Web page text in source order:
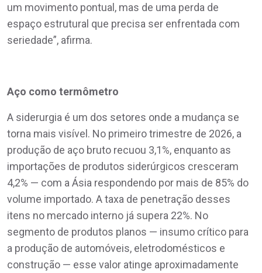
um movimento pontual, mas de uma perda de
espaço estrutural que precisa ser enfrentada com
seriedade”, afirma.
Aço como termômetro
A siderurgia é um dos setores onde a mudança se
torna mais visível. No primeiro trimestre de 2026, a
produção de aço bruto recuou 3,1%, enquanto as
importações de produtos siderúrgicos cresceram
4,2% — com a Ásia respondendo por mais de 85% do
volume importado. A taxa de penetração desses
itens no mercado interno já supera 22%. No
segmento de produtos planos — insumo crítico para
a produção de automóveis, eletrodomésticos e
construção — esse valor atinge aproximadamente